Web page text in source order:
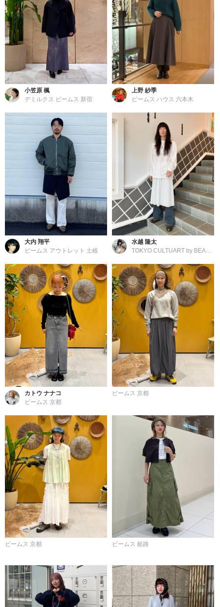
小笠原 楓
デミルクス ビームス 新宿
上野 紗季
ビームス ハウス 六本木
大内 翔平
ビームス アウトレット 土岐
水越 隆太
TOKYO CULTUART by BEAMS
カトウ ナナコ
ビームス 京都
ビームス 京都
ビームス 京都 ビームス 姫路